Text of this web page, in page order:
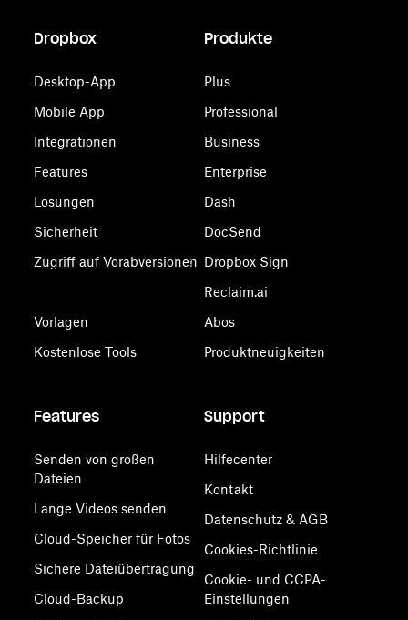
Dropbox
Desktop-App
Mobile App
Integrationen
Features
Lösungen
Sicherheit
Zugriff auf Vorabversionen
Vorlagen
Kostenlose Tools
Produkte
Plus
Professional
Business
Enterprise
Dash
DocSend
Dropbox Sign
Reclaim.ai
Abos
Produktneuigkeiten
Features
Senden von großen
Dateien
Lange Videos senden
Cloud-Speicher für Fotos
Sichere Dateiübertragung
Cloud-Backup
Support
Hilfecenter
Kontakt
Datenschutz & AGB
Cookies-Richtlinie
Cookie- und CCPA-
Einstellungen